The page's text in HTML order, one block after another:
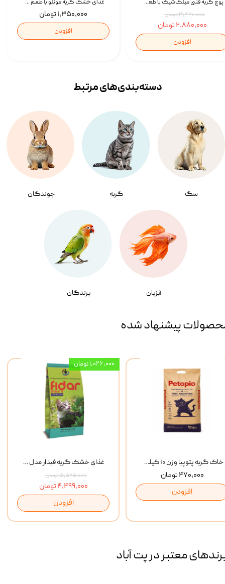
غذای خشک گربه مونلو با طعم گوشت پرندگان و ماهی سالمون Monello Adult Hairball Control وزن 1 کیلوگرم
۱,۳۵۰,۰۰۰ تومان
افزودن
پوچ گربه فنبی میلک‌شیک با طعم مرغ Faenbei Cat Milk Shake Pouch بسته 12 عددی
۳,۴۲۰,۰۰۰ تومان
۲,۸۸۰,۰۰۰ تومان
افزودن
سگ گربه جوندگان
آبزیان پرندگان
دسته‌بندی‌‌های مرتبط
پیشنهاد شده
غذای خشک گربه فیدار مدل Adult وزن 10 کیلوگرم
۵,۵۲۵,۰۰۰ تومان
۴,۴۹۹,۰۰۰ تومان
افزودن
۱,۰۲۶,۰۰۰ تومان
خاک گربه پتوپیا وزن ۱۰ کیلوگرم
۴۷۰,۰۰۰ تومان
افزودن
معتبر در پت آباد